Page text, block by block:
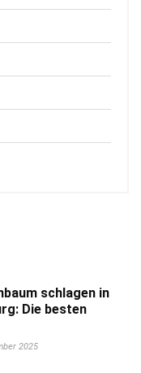
schlagen in
Die besten
2025